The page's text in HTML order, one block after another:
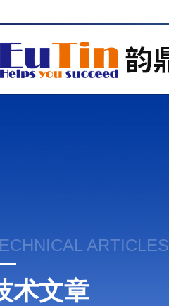
ARTICLES
术文章